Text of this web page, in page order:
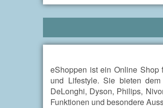
eShoppen ist ein Online Shop
und Lifestyle. Sie bieten
DeLonghi, Dyson, Philips,
Funktionen und besondere